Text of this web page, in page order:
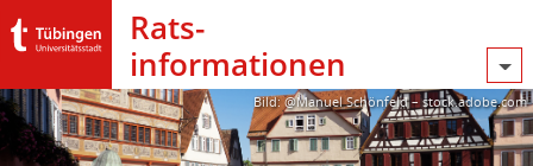
Rats­
informationen
Bild: @Manuel Schönfeld – stock.adobe.com